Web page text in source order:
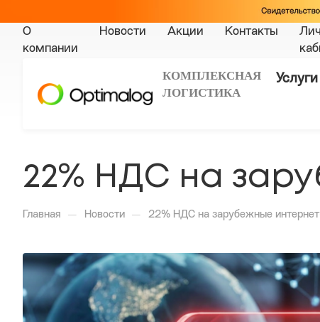
О
компании
Новости Акции Контакты
КОМПЛЕКСНАЯ
ЛОГИСТИКА
Услуги
22% НДС на
Главная — Новости — 22% НДС на зарубежные